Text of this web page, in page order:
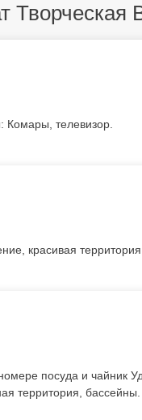
Творческая
телевизор.
красивая
посуда и чайник
территория,